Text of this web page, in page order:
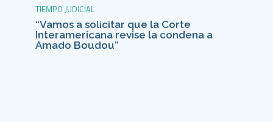
TIEMPO JUDICIAL
“Vamos a solicitar que la Corte
Interamericana revise la condena a
Amado Boudou”